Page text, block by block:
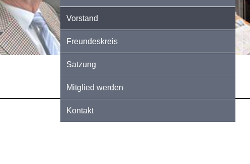
Vorstand
Freundeskreis
Satzung
Mitglied werden
Kontakt